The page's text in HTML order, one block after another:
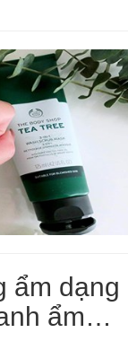
ẩm dạng
ẩm